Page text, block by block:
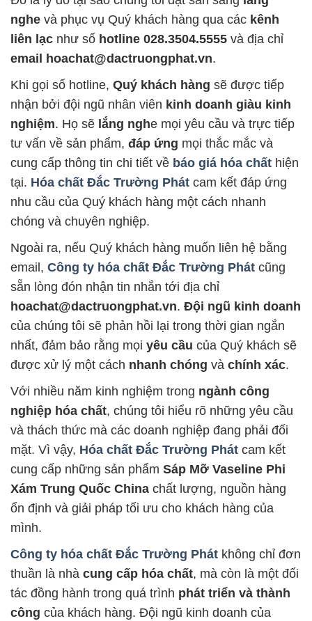
nghe và phục vụ Quý khách hàng qua các kênh
liên lạc như số hotline 028.3504.5555 và địa chỉ
email hoachat@dactruongphat.vn.
Khi gọi số hotline, Quý khách hàng sẽ được tiếp
nhận bởi đội ngũ nhân viên kinh doanh giàu kinh
nghiệm. Họ sẽ lắng nghe mọi yêu cầu và trực tiếp
tư vấn về sản phẩm, đáp ứng mọi thắc mắc và
cung cấp thông tin chi tiết về báo giá hóa chất hiện
tại. Hóa chất Đắc Trường Phát cam kết đáp ứng
nhu cầu của Quý khách hàng một cách nhanh
chóng và chuyên nghiệp.
Ngoài ra, nếu Quý khách hàng muốn liên hệ bằng
email, Công ty hóa chất Đắc Trường Phát cũng
sẵn lòng đón nhận tin nhắn tới địa chỉ
hoachat@dactruongphat.vn. Đội ngũ kinh doanh
của chúng tôi sẽ phản hồi lại trong thời gian ngắn
nhất, đảm bảo rằng mọi yêu cầu của Quý khách sẽ
được xử lý một cách nhanh chóng và chính xác.
Với nhiều năm kinh nghiệm trong ngành công
nghiệp hóa chất, chúng tôi hiểu rõ những yêu cầu
và thách thức mà các doanh nghiệp đang phải đối
mặt. Vì vậy, Hóa chất Đắc Trường Phát cam kết
cung cấp những sản phẩm Sáp Mỡ Vaseline Phi
Xám Trung Quốc China chất lượng, nguồn hàng
ổn định và giải pháp tối ưu cho khách hàng của
mình.
Công ty hóa chất Đắc Trường Phát không chỉ đơn
thuần là nhà cung cấp hóa chất, mà còn là một đối
tác đồng hành trong quá trình phát triển và thành
công của khách hàng. Đội ngũ kinh doanh của